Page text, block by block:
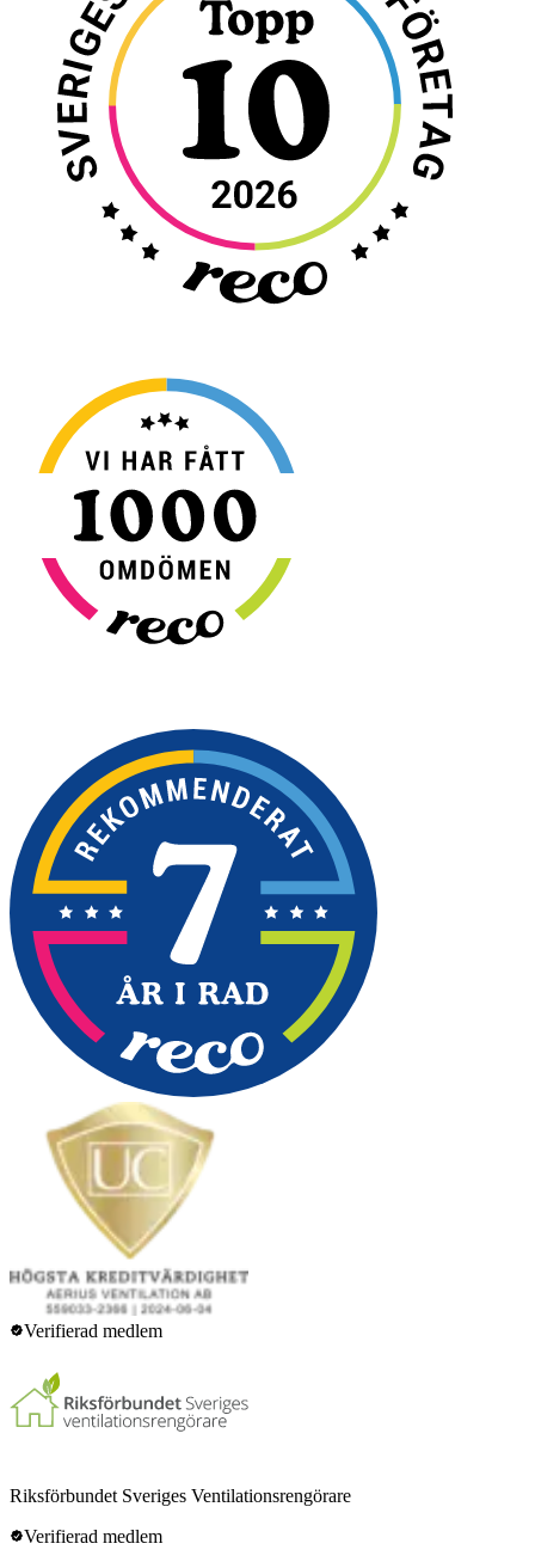
Verifierad medlem
Riksförbundet Sveriges Ventilationsrengörare
Verifierad medlem